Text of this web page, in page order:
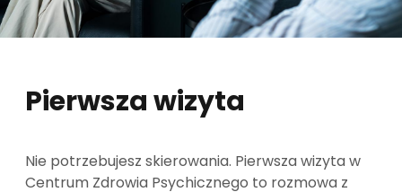
Pierwsza wizyta
Nie potrzebujesz skierowania. Pierwsza wizyta w
Centrum Zdrowia Psychicznego to rozmowa z